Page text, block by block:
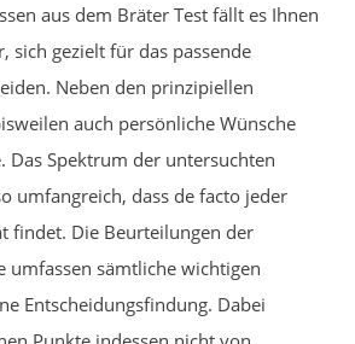
aus dem Bräter Test fällt es Ihnen
sich gezielt für das passende
Neben den prinzipiellen
auch persönliche Wünsche
Das Spektrum der untersuchten
umfangreich, dass de facto jeder
findet. Die Beurteilungen der
umfassen sämtliche wichtigen
Entscheidungsfindung. Dabei